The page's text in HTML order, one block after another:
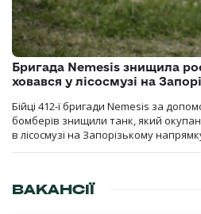
Бригада Nemesis знищила
ховався у лісосмузі на
Бійці 412-ї бригади Nemesis за
бомберів знищили танк, який
в лісосмузі на Запорізькому
ВАКАНСІЇ